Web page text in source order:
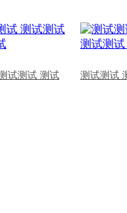
试测试 测试 测试测试